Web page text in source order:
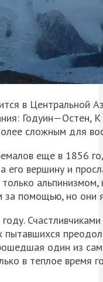
в Центральной
Годуин—Остен,
сложным для
еще в 1856
вершину и
только
за помощью, но они
один из
в теплое время